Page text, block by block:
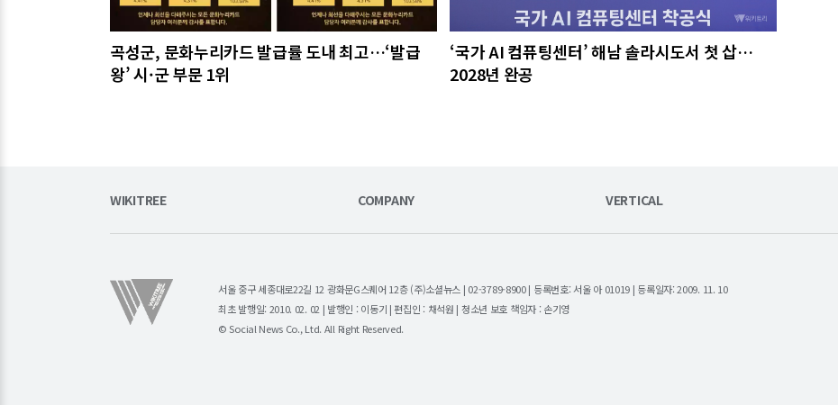
곡성군, 문화누리카드 발급률 도내 최고…‘발급
왕’ 시·군 부문 1위
‘국가 AI 컴퓨팅센터’ 해남 솔라시도서 첫 삽…
2028년 완공
WIKITREE COMPANY VERTICAL
서울 중구 세종대로22길 12 광화문G스퀘어 12층 (주)소셜뉴스 | 02-3789-8900 | 등록번호: 서울 아 01019 | 등록일자: 2009. 11. 10
최초 발행일: 2010. 02. 02 | 발행인 : 이동기 | 편집인 : 채석원 | 청소년 보호 책임자 : 손기영
© Social News Co., Ltd. All Right Reserved.